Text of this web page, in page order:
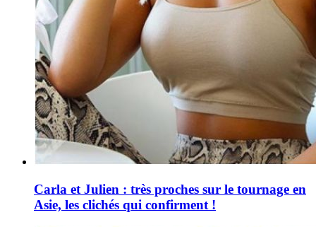
Carla et Julien : très proches sur le tournage en
Asie, les clichés qui confirment !